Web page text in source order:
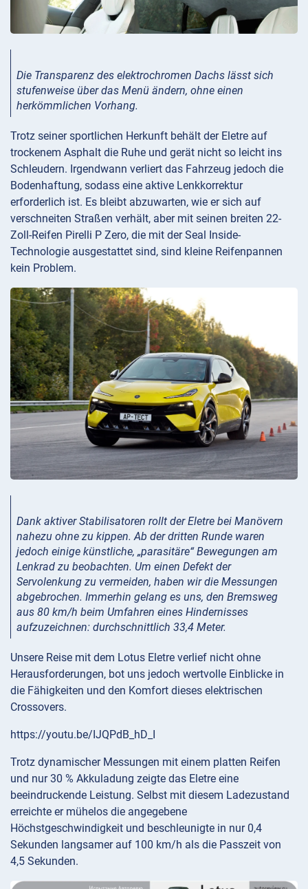
Die Transparenz des elektrochromen Dachs lässt sich
stufenweise über das Menü ändern, ohne einen
herkömmlichen Vorhang.
Trotz seiner sportlichen Herkunft behält der Eletre auf
trockenem Asphalt die Ruhe und gerät nicht so leicht ins
Schleudern. Irgendwann verliert das Fahrzeug jedoch die
Bodenhaftung, sodass eine aktive Lenkkorrektur
erforderlich ist. Es bleibt abzuwarten, wie er sich auf
verschneiten Straßen verhält, aber mit seinen breiten 22-
Zoll-Reifen Pirelli P Zero, die mit der Seal Inside-
Technologie ausgestattet sind, sind kleine Reifenpannen
kein Problem.
Dank aktiver Stabilisatoren rollt der Eletre bei Manövern
nahezu ohne zu kippen. Ab der dritten Runde waren
jedoch einige künstliche, „parasitäre“ Bewegungen am
Lenkrad zu beobachten. Um einen Defekt der
Servolenkung zu vermeiden, haben wir die Messungen
abgebrochen. Immerhin gelang es uns, den Bremsweg
aus 80 km/h beim Umfahren eines Hindernisses
aufzuzeichnen: durchschnittlich 33,4 Meter.
Unsere Reise mit dem Lotus Eletre verlief nicht ohne
Herausforderungen, bot uns jedoch wertvolle Einblicke in
die Fähigkeiten und den Komfort dieses elektrischen
Crossovers.
https://youtu.be/IJQPdB_hD_I
Trotz dynamischer Messungen mit einem platten Reifen
und nur 30 % Akkuladung zeigte das Eletre eine
beeindruckende Leistung. Selbst mit diesem Ladezustand
erreichte er mühelos die angegebene
Höchstgeschwindigkeit und beschleunigte in nur 0,4
Sekunden langsamer auf 100 km/h als die Passzeit von
4,5 Sekunden.